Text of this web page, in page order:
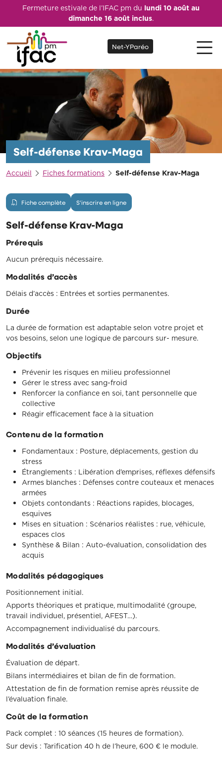
Fermeture estivale de l’IFAC pm du lundi 10 août au
dimanche 16 août inclus.
Net-YParéo
Self-défense Krav-Maga
Accueil Fiches formations Self-défense Krav-Maga
Fiche complète S'inscrire en ligne
Self-défense Krav-Maga
Prérequis
Aucun prérequis nécessaire.
Modalités d’accès
Délais d’accès : Entrées et sorties permanentes.
Durée
La durée de formation est adaptable selon votre projet et
vos besoins, selon une logique de parcours sur- mesure.
Objectifs
Prévenir les risques en milieu professionnel
Gérer le stress avec sang-froid
Renforcer la confiance en soi, tant personnelle que
collective
Réagir efficacement face à la situation
Contenu de la formation
Fondamentaux : Posture, déplacements, gestion du
stress
Étranglements : Libération d’emprises, réflexes défensifs
Armes blanches : Défenses contre couteaux et menaces
armées
Objets contondants : Réactions rapides, blocages,
esquives
Mises en situation : Scénarios réalistes : rue, véhicule,
espaces clos
Synthèse & Bilan : Auto-évaluation, consolidation des
acquis
Modalités pédagogiques
Positionnement initial.
Apports théoriques et pratique, multimodalité (groupe,
travail individuel, présentiel, AFEST…).
Accompagnement individualisé du parcours.
Modalités d’évaluation
Évaluation de départ.
Bilans intermédiaires et bilan de fin de formation.
Attestation de fin de formation remise après réussite de
l’évaluation finale.
Coût de la formation
Pack complet : 10 séances (15 heures de formation).
Sur devis : Tarification 40 h de l’heure, 600 € le module.